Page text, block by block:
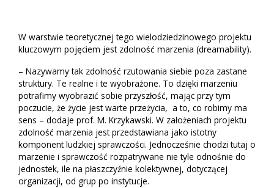
W warstwie teoretycznej tego wielodziedzinowego projektu
kluczowym pojęciem jest zdolność marzenia (dreamability).
– Nazywamy tak zdolność rzutowania siebie poza zastane
struktury. Te realne i te wyobrażone. To dzięki marzeniu
potrafimy wyobrazić sobie przyszłość, mając przy tym
poczucie, że życie jest warte przeżycia, a to, co robimy ma
sens – dodaje prof. M. Krzykawski. W założeniach projektu
zdolność marzenia jest przedstawiana jako istotny
komponent ludzkiej sprawczości. Jednocześnie chodzi tutaj o
marzenie i sprawczość rozpatrywane nie tyle odnośnie do
jednostek, ile na płaszczyźnie kolektywnej, dotyczącej
organizacji, od grup po instytucje.